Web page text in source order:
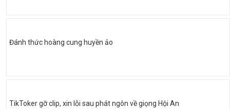
Đánh thức hoàng cung huyền ảo
TikToker gỡ clip, xin lỗi sau phát ngôn về giọng Hội An